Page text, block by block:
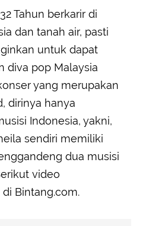
32 Tahun berkarir di
dan tanah air, pasti
untuk dapat
diva pop Malaysia
yang merupakan
dirinya hanya
Indonesia, yakni,
sendiri memiliki
dua musisi
video
Bintang.com.